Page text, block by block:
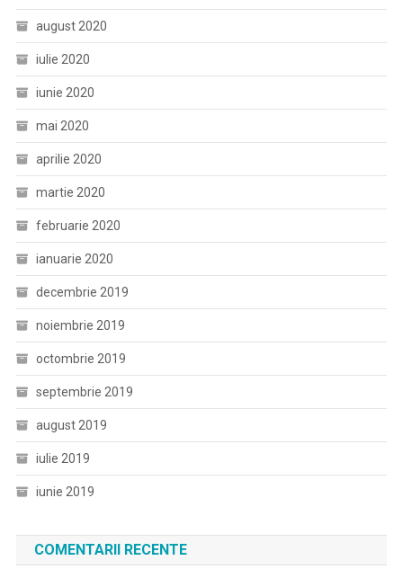
august 2020
iulie 2020
iunie 2020
mai 2020
aprilie 2020
martie 2020
februarie 2020
ianuarie 2020
decembrie 2019
noiembrie 2019
octombrie 2019
septembrie 2019
august 2019
iulie 2019
iunie 2019
COMENTARII RECENTE